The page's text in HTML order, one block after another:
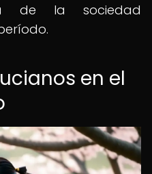
de la sociedad
en el